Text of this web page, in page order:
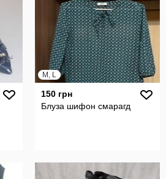
M, L
150 грн
Блуза шифон смарагд